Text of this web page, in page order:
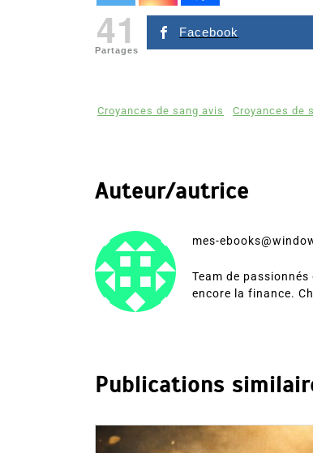
41
Partages
Facebook
Croyances de sang avis Croyances de
Auteur/autrice
mes-
Team de
encore la finance.
Publications